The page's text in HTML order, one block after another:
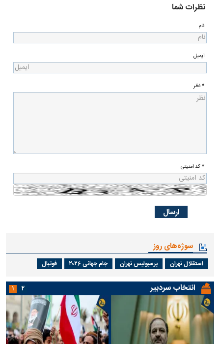
نظرات شما
نام
ایمیل
* نظر
* کد امنیتی
سوژه‌های روز
استقلال تهران پرسپولیس تهران جام جهانی ۲۰۲۶ فوتبال
انتخاب سردبیر ۱ ۲